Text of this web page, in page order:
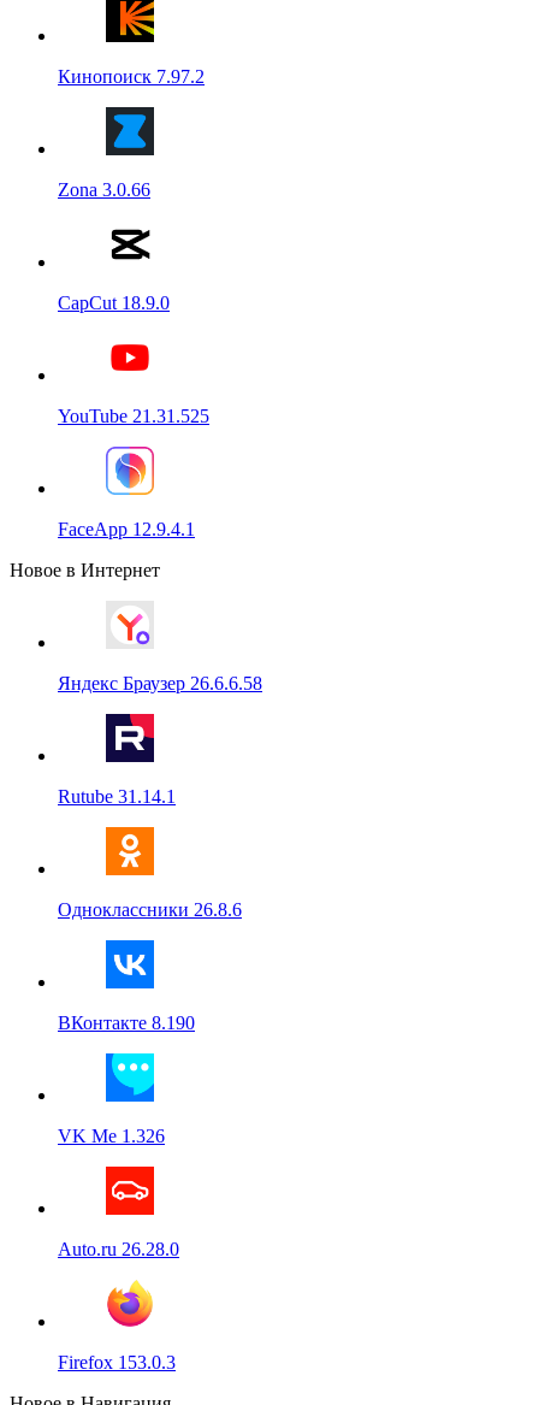
Кинопоиск 7.97.2
Zona 3.0.66
CapCut 18.9.0
YouTube 21.31.525
FaceApp 12.9.4.1
Новое в Интернет
Яндекс Браузер 26.6.6.58
Rutube 31.14.1
Одноклассники 26.8.6
ВКонтакте 8.190
VK Me 1.326
Auto.ru 26.28.0
Firefox 153.0.3